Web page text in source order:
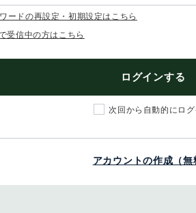
ードの再設定・初期設定はこちら
受信中の方はこちら
ログインする
次回から自動的にログ
アカウントの作成（無